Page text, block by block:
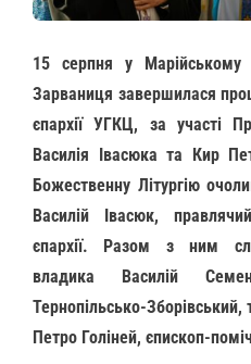
15 серпня у Марійському
Зарваниця завершилася
єпархії УГКЦ, за участі
Василія Івасюка та Кир
Божественну Літургію
Василій Івасюк,
єпархії. Разом з ним
владика Василій
Тернопільсько-
Петро Голіней, єпископ-